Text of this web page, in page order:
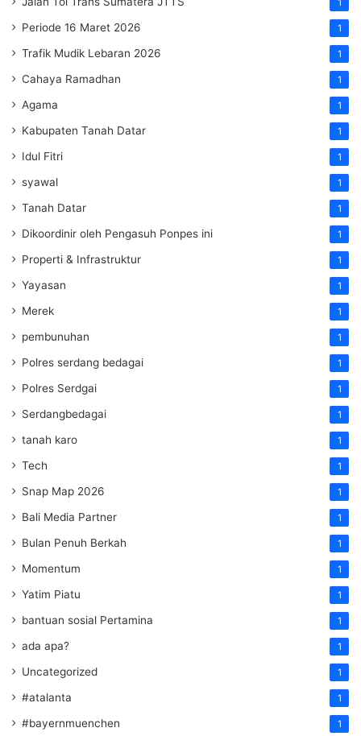
1
Periode 16 Maret 2026 1
Trafik Mudik Lebaran 2026 1
Cahaya Ramadhan 1
Agama 1
Kabupaten Tanah Datar 1
Idul Fitri 1
syawal 1
Tanah Datar 1
Dikoordinir oleh Pengasuh Ponpes ini 1
Properti & Infrastruktur 1
Yayasan 1
Merek 1
pembunuhan 1
Polres serdang bedagai 1
Polres Serdgai 1
Serdangbedagai 1
tanah karo 1
Tech 1
Snap Map 2026 1
Bali Media Partner 1
Bulan Penuh Berkah 1
Momentum 1
Yatim Piatu 1
bantuan sosial Pertamina 1
ada apa? 1
Uncategorized 1
#atalanta 1
#bayernmuenchen 1